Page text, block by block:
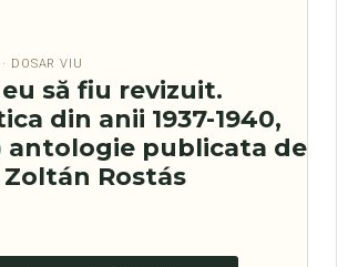
DOSAR VIU
să fiu revizuit.
din anii 1937-1940,
antologie publicata de
Rostás